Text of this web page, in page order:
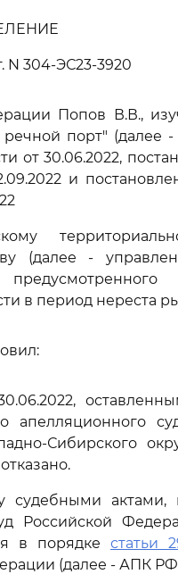
N 304-ЭС23-3920
Попов В.В.,
порт" (далее
от 30.06.2022,
и
(далее -
в период нереста
апелляционного
Сибирского
актами,
Российской
в порядке статьи
(далее - АПК